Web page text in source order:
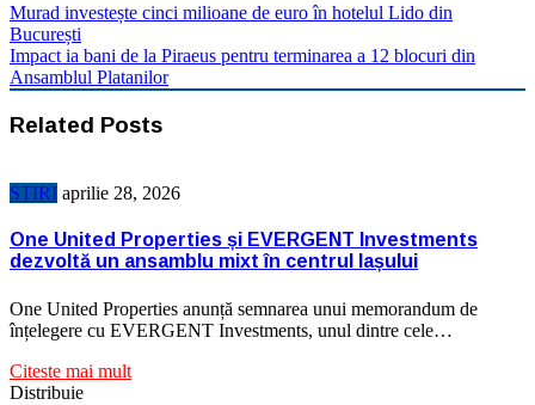
Murad investește cinci milioane de euro în hotelul Lido din
București
Impact ia bani de la Piraeus pentru terminarea a 12 blocuri din
Ansamblul Platanilor
Related Posts
STIRI aprilie 28, 2026
One United Properties și EVERGENT Investments
dezvoltă un ansamblu mixt în centrul Iașului
One United Properties anunță semnarea unui memorandum de
înțelegere cu EVERGENT Investments, unul dintre cele…
Citeste mai mult
Distribuie